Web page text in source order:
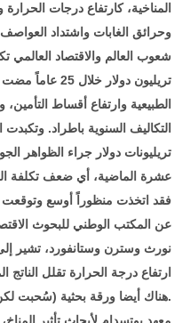
المناخية، كارتفاع درجات
وحرائق الغابات واشتداد
تريليون دولار
الطبيعية وارتفاع أقساط التأمين،
تريليونات دولار جراء الظواهر
عشرة الماضية، أي ضعف تكلفة
فقد اتخذت منظوراً أوسع وتوقعت
عن المكتب الوطني للبحوث
نورث وسترن وستانفورد، تشير
.هناك أيضا ورقة بحثية (سُحبت